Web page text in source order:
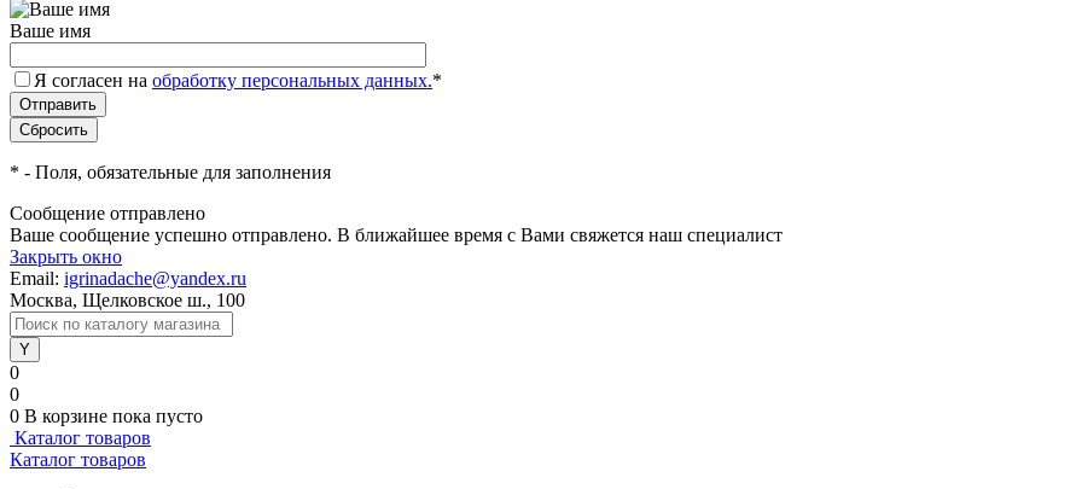
Ваше имя
Я согласен на обработку персональных данных.*
* - Поля, обязательные для заполнения
Сообщение отправлено
Ваше сообщение успешно отправлено. В ближайшее время с Вами свяжется наш специалист
Закрыть окно
Email: igrinadache@yandex.ru
Москва, Щелковское ш., 100
0
0
0 В корзине пока пусто
Каталог товаров
Каталог товаров